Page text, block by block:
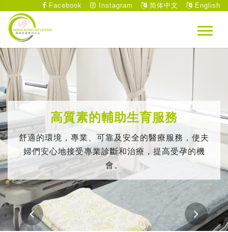
Facebook Instagram 简体中文 English
高質素的輔助生育服務
舒適的環境，專業、可靠及安全的醫療服務，使夫
婦們安心地接受專業診斷和治療，提高受孕的機
會。